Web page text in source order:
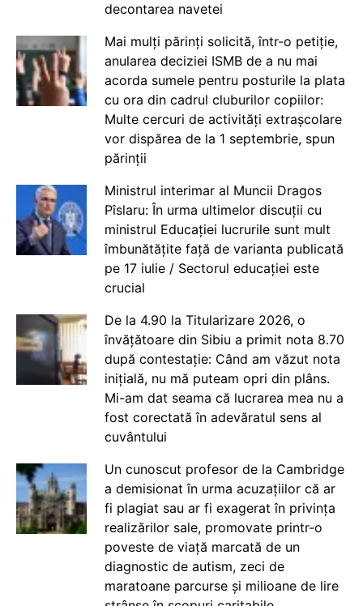
decontarea navetei
Mai mulți părinți solicită, într-o petiție,
anularea deciziei ISMB de a nu mai
acorda sumele pentru posturile la plata
cu ora din cadrul cluburilor copiilor:
Multe cercuri de activități extrașcolare
vor dispărea de la 1 septembrie, spun
părinții
Ministrul interimar al Muncii Dragos
Pîslaru: În urma ultimelor discuții cu
ministrul Educației lucrurile sunt mult
îmbunătățite față de varianta publicată
pe 17 iulie / Sectorul educației este
crucial
De la 4.90 la Titularizare 2026, o
învățătoare din Sibiu a primit nota 8.70
după contestație: Când am văzut nota
inițială, nu mă puteam opri din plâns.
Mi-am dat seama că lucrarea mea nu a
fost corectată în adevăratul sens al
cuvântului
Un cunoscut profesor de la Cambridge
a demisionat în urma acuzațiilor că ar
fi plagiat sau ar fi exagerat în privința
realizărilor sale, promovate printr-o
poveste de viață marcată de un
diagnostic de autism, zeci de
maratoane parcurse și milioane de lire